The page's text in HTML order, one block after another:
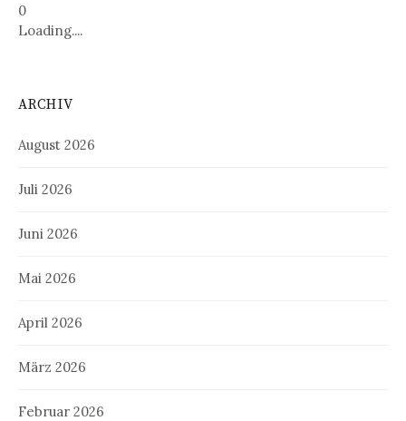
0
Loading....
ARCHIV
August 2026
Juli 2026
Juni 2026
Mai 2026
April 2026
März 2026
Februar 2026